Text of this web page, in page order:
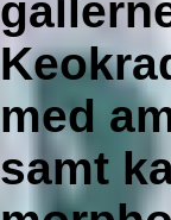
med
samt